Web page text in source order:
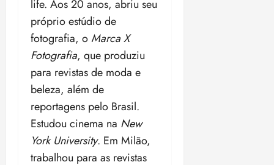
life. Aos 20 anos, abriu seu
próprio estúdio de
fotografia, oMarca X
Fotografia, que produziu
para revistas de moda e
beleza, além de
reportagens pelo Brasil.
Estudou cinema na New
York University. Em Milão,
trabalhou para as revistas